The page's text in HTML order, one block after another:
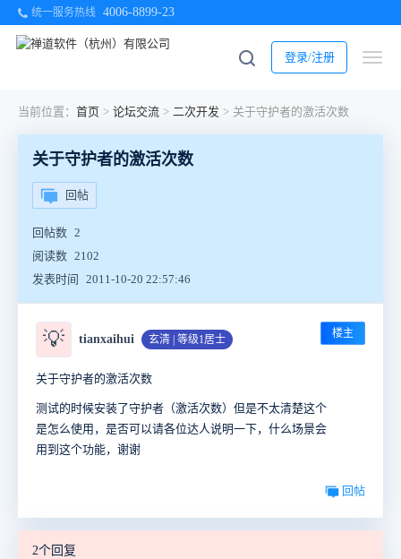
统一服务热线 4006-8899-23
登录/注册
当前位置： 首页 > 论坛交流 > 二次开发 > 关于守护者的激活次数
关于守护者的激活次数
回帖
回帖数 2
阅读数 2102
发表时间
2011-10-20 22:57:46
💡 tianxaihui 玄清 | 等级1居士 楼主
关于守护者的激活次数
测试的时候安装了守护者（激活次数）但是不太清楚这个
是怎么使用，是否可以请各位达人说明一下，什么场景会
用到这个功能，谢谢
回帖
2个回复